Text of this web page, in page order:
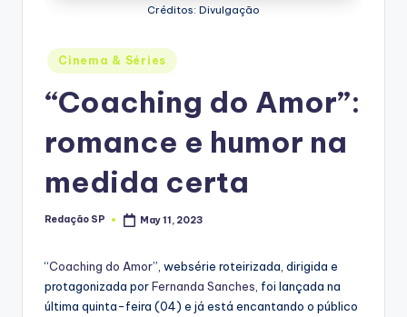
Créditos: Divulgação
Posted
in
Cinema & Séries
“Coaching do Amor”:
romance e humor na
medida certa
Posted
Redação SP May 11, 2023
“Coaching do Amor”, websérie roteirizada, dirigida e
protagonizada porFernanda Sanches , foi lançada na
última quinta-feira (04) e já está encantando o público